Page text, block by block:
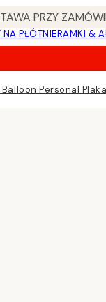
PRZY
NA PŁÓTNIERAMKI &
Personal